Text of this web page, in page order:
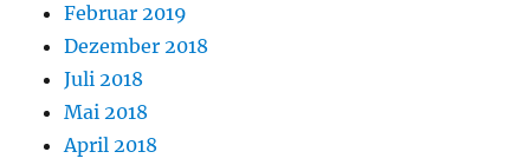
Februar 2019
Dezember 2018
Juli 2018
Mai 2018
April 2018